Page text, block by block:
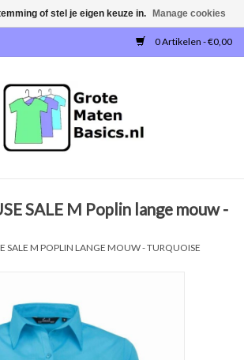
0 Artikelen - €0,00
SALE M Poplin lange mouw -
SALE M POPLIN LANGE MOUW - TURQUOISE
of stel je eigen keuze in. Manage cookies